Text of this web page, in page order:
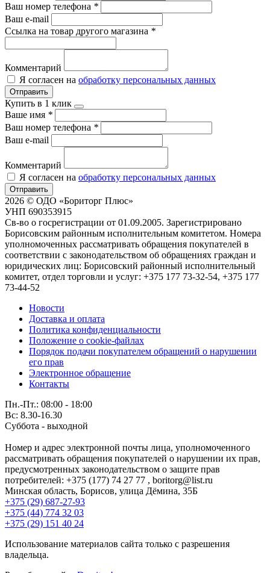
Ваш номер телефона *
Ваш e-mail
Ссылка на товар другого магазина *
Комментарий
Я согласен на обработку персональных данных
Отправить
Купить в 1 клик
Ваше имя *
Ваш номер телефона *
Ваш e-mail
Комментарий
Я согласен на обработку персональных данных
Отправить
2026 © ОДО «Бориторг Плюс»
УНП 690353915
Св-во о госрегистрации от 01.09.2005. Зарегистрировано
Борисовским районным исполнительным комитетом. Номера
уполномоченных рассматривать обращения покупателей в
соответствии с законодательством об обращениях граждан и
юридических лиц: Борисовский районный исполнительный
комитет, отдел торговли и услуг: +375 177 73-32-54, +375 177
73-44-52
Новости
Доставка и оплата
Политика конфиденциальности
Положение о cookie-файлах
Порядок подачи покупателем обращений о нарушении
его прав
Электронное обращение
Контакты
Пн.-Пт.: 08:00 - 18:00
Вс: 8.30-16.30
Суббота - выходной
Номер и адрес электронной почты лица, уполномоченного
рассматривать обращения покупателей о нарушении их прав,
предусмотренных законодательством о защите прав
потребителей: +375 (177) 74 27 77 , boritorg@list.ru
Минская область, Борисов, улица Дёмина, 35Б
+375 (29) 687-27-93
+375 (44) 774 32 03
+375 (29) 151 40 24
Использование материалов сайта только с разрешения
владельца.